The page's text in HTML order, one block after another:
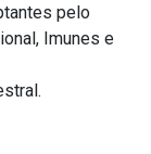
pelo
Imunes e